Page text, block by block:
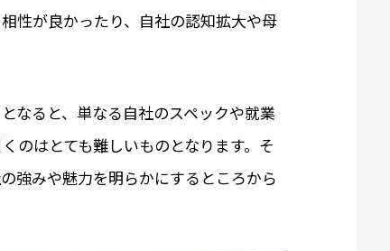
性が良かったり、自社の認知拡大や母
なると、単なる自社のスペックや就業
のはとても難しいものとなります。そ
強みや魅力を明らかにするところから